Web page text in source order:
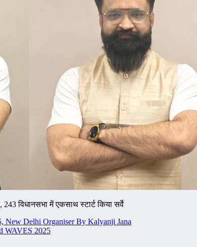
विधानसभा में एकसाथ स्टार्ट किया सर्वे
Delhi Organiser By Kalyanji Jana
WAVES 2025